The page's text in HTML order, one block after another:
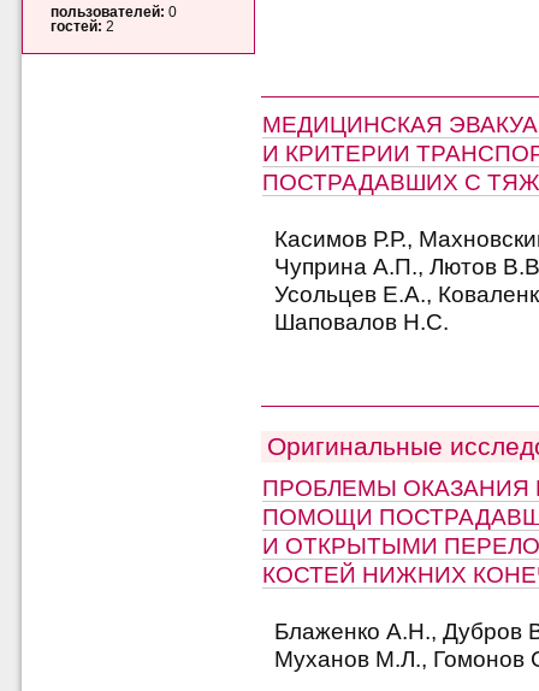
пользователей: 0
гостей: 2
МЕДИЦИНСКАЯ
И КРИТЕРИИ
ПОСТРАДАВШИХ С
Касимов Р.Р.,
Чуприна А.П., Лютов
Усольцев Е.А.,
Шаповалов Н.С.
Оригинальные
ПРОБЛЕМЫ
ПОМОЩИ
И ОТКРЫТЫМИ
КОСТЕЙ НИЖНИХ
Блаженко А.Н., Дубров
Муханов М.Л., Гомонов